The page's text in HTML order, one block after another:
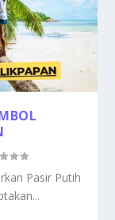
Pasir Putih